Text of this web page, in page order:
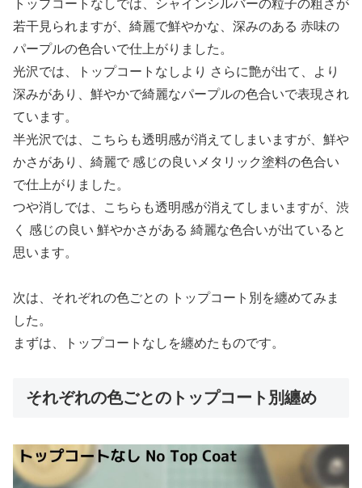
トップコートなしでは、シャインシルバーの粒子の粗さが
若干見られますが、綺麗で鮮やかな、深みのある 赤味の
パープルの色合いで仕上がりました。
光沢では、トップコートなしより さらに艶が出て、より
深みがあり、鮮やかで綺麗なパープルの色合いで表現され
ています。
半光沢では、こちらも透明感が消えてしまいますが、鮮や
かさがあり、綺麗で 感じの良いメタリック塗料の色合い
で仕上がりました。
つや消しでは、こちらも透明感が消えてしまいますが、渋
く 感じの良い 鮮やかさがある 綺麗な色合いが出ていると
思います。
次は、それぞれの色ごとの トップコート別を纏めてみま
した。
まずは、トップコートなしを纏めたものです。
それぞれの色ごとのトップコート別纏め